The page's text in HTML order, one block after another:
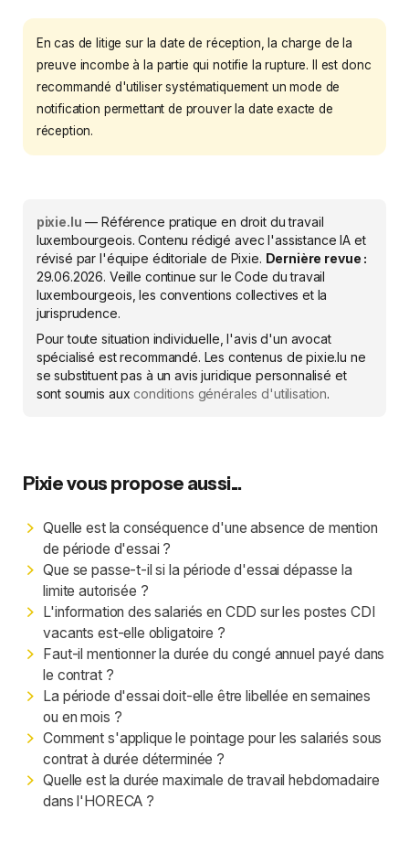
En cas de litige sur la date de réception, la charge de la
preuve incombe à la partie qui notifie la rupture. Il est donc
recommandé d'utiliser systématiquement un mode de
notification permettant de prouver la date exacte de
réception.
pixie.lu — Référence pratique en droit du travail
luxembourgeois. Contenu rédigé avec l'assistance IA et
révisé par l'équipe éditoriale de Pixie. Dernière revue :
29.06.2026. Veille continue sur le Code du travail
luxembourgeois, les conventions collectives et la
jurisprudence.
Pour toute situation individuelle, l'avis d'un avocat
spécialisé est recommandé. Les contenus de pixie.lu ne
se substituent pas à un avis juridique personnalisé et
sont soumis auxconditions générales d'utilisation.
Pixie vous propose aussi...
Quelle est la conséquence d'une absence de mention
de période d'essai ?
Que se passe-t-il si la période d'essai dépasse la
limite autorisée ?
L'information des salariés en CDD sur les postes CDI
vacants est-elle obligatoire ?
Faut-il mentionner la durée du congé annuel payé dans
le contrat ?
La période d'essai doit-elle être libellée en semaines
ou en mois ?
Comment s'applique le pointage pour les salariés sous
contrat à durée déterminée ?
Quelle est la durée maximale de travail hebdomadaire
dans l'HORECA ?